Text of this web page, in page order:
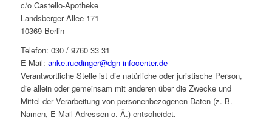
c/o Castello-Apotheke
Landsberger Allee 171
10369 Berlin
Telefon: 030 / 9760 33 31
E-Mail: anke.ruedinger@dgn-infocenter.de
Verantwortliche Stelle ist die natürliche oder juristische Person,
die allein oder gemeinsam mit anderen über die Zwecke und
Mittel der Verarbeitung von personenbezogenen Daten (z. B.
Namen, E-Mail-Adressen o. Ä.) entscheidet.